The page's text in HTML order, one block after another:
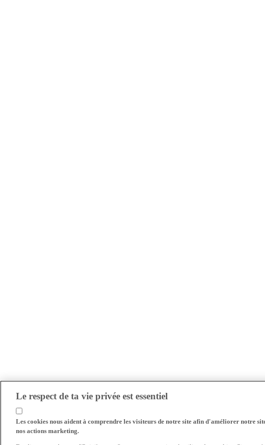
Le respect de ta vie privée est essentiel
Les cookies nous aident à comprendre les visiteurs de notre site afin d'améliorer notre
nos actions marketing.